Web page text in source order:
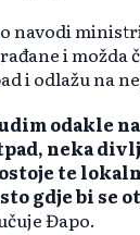
navodi
i možda
i odlažu na
odakle
neka
te
gdje bi se
Đapo.